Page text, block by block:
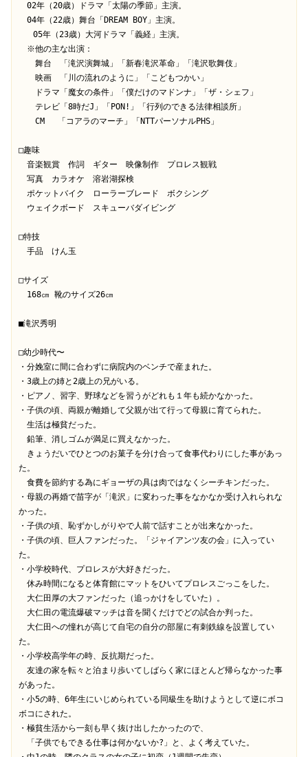
02年（20歳）ドラマ「太陽の季節」主演。
04年（22歳）舞台「DREAM BOY」主演。
※他の主な出演：
舞台　「滝沢演舞城」「新春滝沢革命」「滝沢歌舞伎」
映画　「川の流れのように」「こどもつかい」
ドラマ「魔女の条件」「僕だけのマドンナ」「ザ・シェフ」
テレビ「8時だJ」「PON!」「行列のできる法律相談所」
CM 　「コアラのマーチ」「NTTパーソナルPHS」
□趣味
音楽観賞　作詞　ギター　映像制作　プロレス観戦
写真　カラオケ　溶岩湖探検
ポケットバイク　ローラーブレード　ボクシング
ウェイクボード　スキューバダイビング
□特技
手品　けん玉
□サイズ
168㎝ 靴のサイズ26㎝
■滝沢秀明
□幼少時代〜
・分娩室に間に合わずに病院内のベンチで産まれた。
・3歳上の姉と2歳上の兄がいる。
・ピアノ、習字、野球などを習うがどれも１年も続かなかった。
・子供の頃、両親が離婚して父親が出て行って母親に育てられた。
生活は極貧だった。
鉛筆、消しゴムが満足に買えなかった。
きょうだいでひとつのお菓子を分け合って食事代わりにした事があっ
た。
食費を節約する為にギョーザの具は肉ではなくシーチキンだった。
・母親の再婚で苗字が「滝沢」に変わった事をなかなか受け入れられな
かった。
・子供の頃、恥ずかしがりやで人前で話すことが出来なかった。
・子供の頃、巨人ファンだった。「ジャイアンツ友の会」に入ってい
た。
・小学校時代、プロレスが大好きだった。
休み時間になると体育館にマットをひいてプロレスごっこをした。
大仁田厚の大ファンだった（追っかけをしていた）。
大仁田の電流爆破マッチは音を聞くだけでどの試合か判った。
大仁田への憧れが高じて自宅の自分の部屋に有刺鉄線を設置してい
た。
・小学校高学年の時、反抗期だった。
友達の家を転々と泊まり歩いてしばらく家にほとんど帰らなかった事
があった。
・小5の時、6年生にいじめられている同級生を助けようとして逆にボコ
ボコにされた。
・極貧生活から一刻も早く抜け出したかったので、
「子供でもできる仕事は何かないか?」と、よく考えていた。